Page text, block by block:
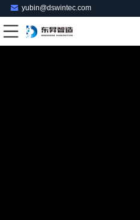
yubin@dswintec.com